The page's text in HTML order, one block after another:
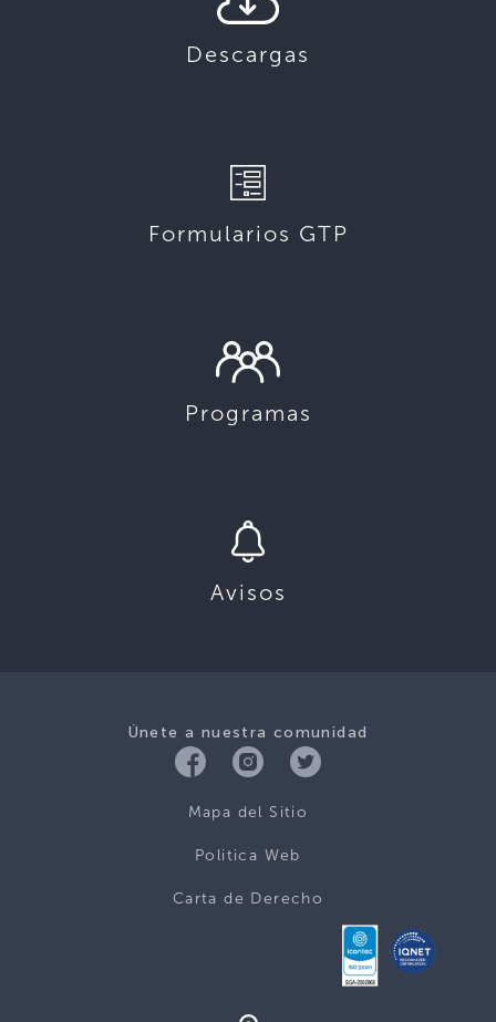
Descargas
Formularios GTP
Programas
Avisos
Únete a nuestra comunidad
Mapa del Sitio
Politica Web
Carta de Derecho